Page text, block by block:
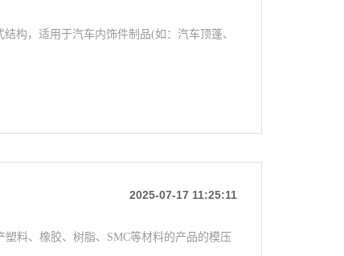
构，适用于汽车内饰件制品(如：汽车顶蓬、
2025-07-17 11:25:11
料、橡胶、树脂、SMC等材料的产品的模压